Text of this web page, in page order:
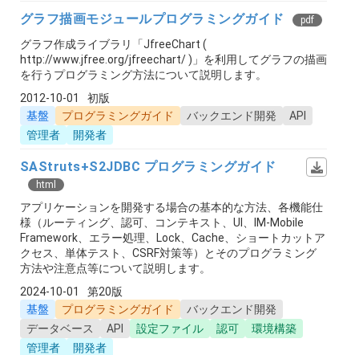
グラフ描画モジュールプログラミングガイド pdf
グラフ作成ライブラリ「JfreeChart (
http://www.jfree.org/jfreechart/ )」を利用してグラフの描画
を行うプログラミング方法について説明します。
2012-10-01
初版
基盤
プログラミングガイド バックエンド開発
API
管理者
開発者
SAStruts+S2JDBC プログラミングガイド
html
アプリケーションを開発する場合の基本的な方法、各機能仕
様（ルーティング、認可、コンテキスト、UI、IM-Mobile
Framework、エラー処理、Lock、Cache、ショートカットア
クセス、単体テスト、CSRF対策等）とそのプログラミング
方法や注意点等について説明します。
2024-10-01
第20版
基盤
プログラミングガイド
バックエンド開発
データベース
API 設定ファイル 認可
環境構築
管理者
開発者